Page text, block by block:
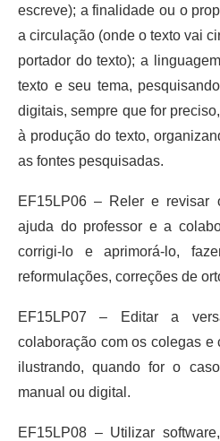
escreve); a finalidade ou o
a circulação (onde o texto vai
portador do texto); a
texto e seu tema,
digitais, sempre que for
à produção do texto,
as fontes pesquisadas.
EF15LP06 – Reler e revisar
ajuda do professor e a
corrigi-lo e aprimorá-lo,
reformulações, correções de
EF15LP07 – Editar a
colaboração com os colegas e
ilustrando, quando for o
manual ou digital.
EF15LP08 – Utilizar